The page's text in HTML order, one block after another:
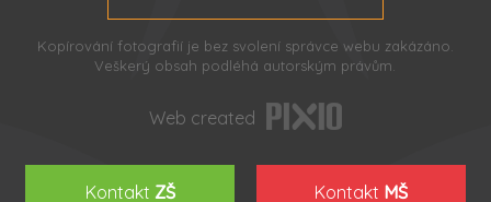
Kopírování fotografií je bez svolení správce webu zakázáno.
Veškerý obsah podléhá autorským právům.
Web created
Kontakt ZŠ Kontakt MŠ